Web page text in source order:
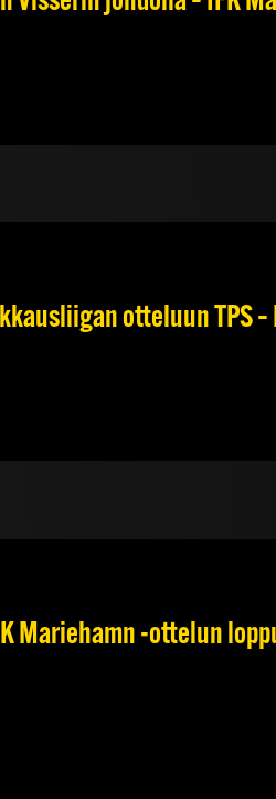
otteluun TPS
Mariehamn -ottelun